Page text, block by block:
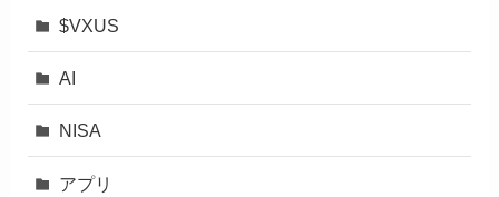
$VXUS
AI
NISA
アプリ